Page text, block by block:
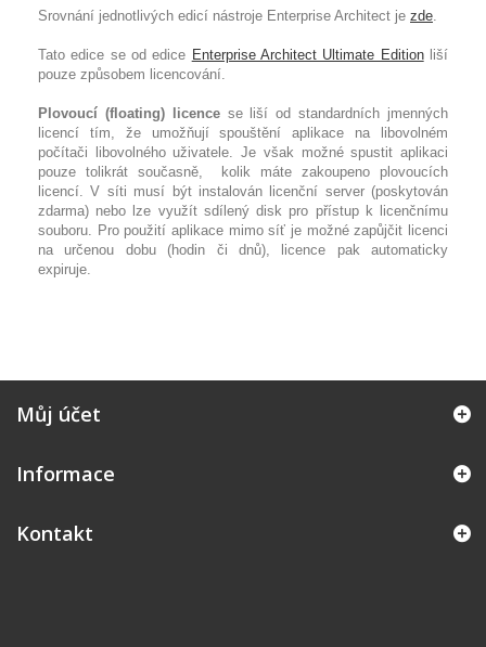
Srovnání jednotlivých edicí nástroje Enterprise Architect je zde.
Tato edice se od edice Enterprise Architect Ultimate Editionliší
pouze způsobem licencování.
Plovoucí (floating) licencese liší od standardních jmenných
licencí tím, že umožňují spouštění aplikace na libovolném
počítači libovolného uživatele. Je však možné spustit aplikaci
pouze tolikrát současně, kolik máte zakoupeno plovoucích
licencí. V síti musí být instalován licenční server (poskytován
zdarma) nebo lze využít sdílený disk pro přístup k licenčnímu
souboru. Pro použití aplikace mimo síť je možné zapůjčit licenci
na určenou dobu (hodin či dnů), licence pak automaticky
expiruje.
Můj účet
Informace
Kontakt